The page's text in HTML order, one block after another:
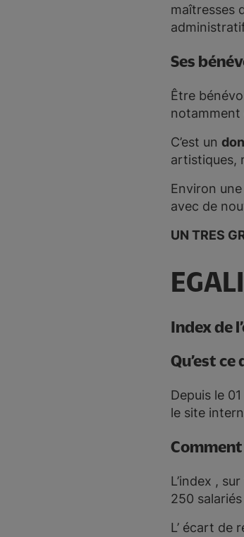
maîtresses
Ses
Être
notamment
C’est un
artistiques,
Environ
avec de
UN TRES
Index de
Qu’est
Depuis le
le site
L’index ,
250 salariés
L’ écart de